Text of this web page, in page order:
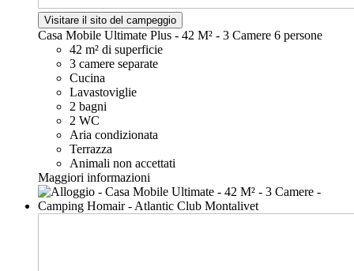
Visitare il sito del campeggio
Casa Mobile Ultimate Plus - 42 M² - 3 Camere 6 persone
42 m² di superficie
3 camere separate
Cucina
Lavastoviglie
2 bagni
2 WC
Aria condizionata
Terrazza
Animali non accettati
Maggiori informazioni